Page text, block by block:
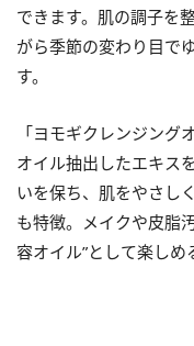
できます。肌の調子を
がら季節の変わり目で
す。
「ヨモギクレンジン
オイル抽出したエキス
いを保ち、肌をやさし
も特徴。メイクや皮脂
容オイル”として楽しめ